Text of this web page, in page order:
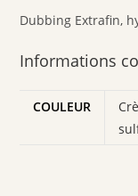
Dubbing Extrafin,
Informations
COULEUR